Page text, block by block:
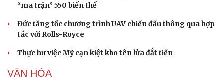
Sức khỏe
“ma trận” 550 biến thể
Đức tăng tốc chương trình UAV chiến đấu thông qua hợp
tác với Rolls-Royce
Thực hư việc Mỹ cạn kiệt kho tên lửa đắt tiền
VĂN HÓA